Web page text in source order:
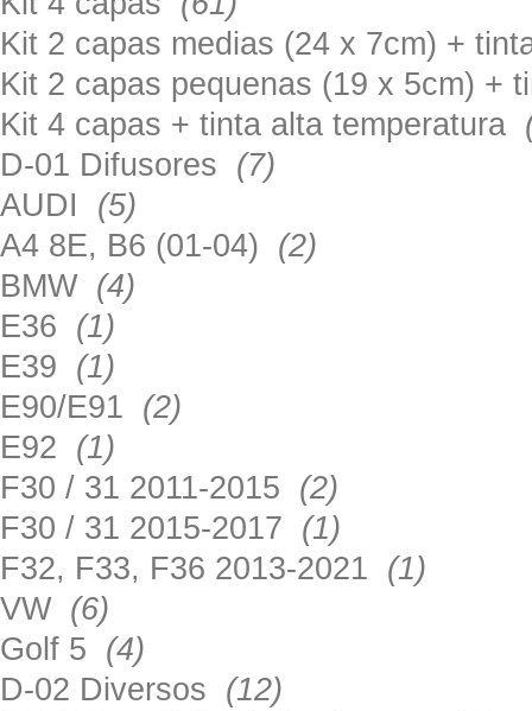
Kit 2 capas medias (24 x 7cm) +
Kit 2 capas pequenas (19 x 5cm) +
Kit 4 capas + tinta alta temperatura
D-01 Difusores (7)
AUDI (5)
A4 8E, B6 (01-04) (2)
BMW (4)
E36 (1)
E39 (1)
E90/E91 (2)
E92 (1)
F30 / 31 2011-2015 (2)
F30 / 31 2015-2017 (1)
F32, F33, F36 2013-2021 (1)
VW (6)
Golf 5 (4)
D-02 Diversos (12)